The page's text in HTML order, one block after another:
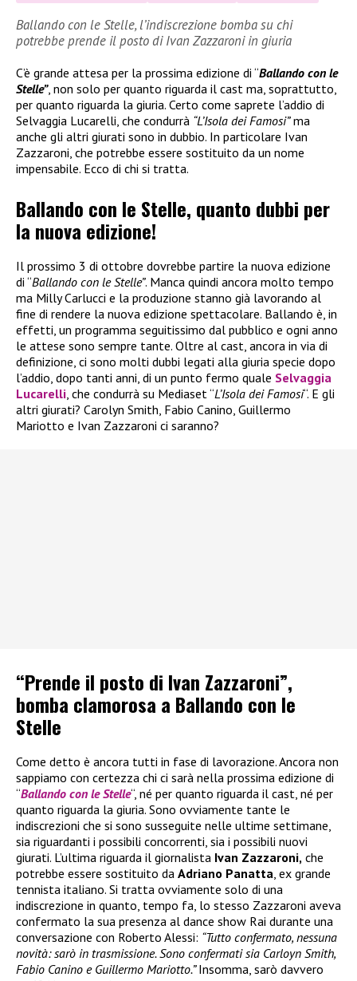
Ballando con le Stelle, l’indiscrezione bomba su chi
potrebbe prende il posto di Ivan Zazzaroni in giuria
C’è grande attesa per la prossima edizione di “Ballando con le
Stelle”, non solo per quanto riguarda il cast ma, soprattutto,
per quanto riguarda la giuria. Certo come saprete l’addio di
Selvaggia Lucarelli, che condurrà “L’Isola dei Famosi”ma
anche gli altri giurati sono in dubbio. In particolare Ivan
Zazzaroni, che potrebbe essere sostituito da un nome
impensabile. Ecco di chi si tratta.
Ballando con le Stelle, quanto dubbi per
la nuova edizione!
Il prossimo 3 di ottobre dovrebbe partire la nuova edizione
di “Ballando con le Stelle”. Manca quindi ancora molto tempo
ma Milly Carlucci e la produzione stanno già lavorando al
fine di rendere la nuova edizione spettacolare. Ballando è, in
effetti, un programma seguitissimo dal pubblico e ogni anno
le attese sono sempre tante. Oltre al cast, ancora in via di
definizione, ci sono molti dubbi legati alla giuria specie dopo
l’addio, dopo tanti anni, di un punto fermo quale Selvaggia
Lucarelli, che condurrà su Mediaset “L’Isola dei Famosi“. E gli
altri giurati? Carolyn Smith, Fabio Canino, Guillermo
Mariotto e Ivan Zazzaroni ci saranno?
“Prende il posto di Ivan Zazzaroni”,
bomba clamorosa a Ballando con le
Stelle
Come detto è ancora tutti in fase di lavorazione. Ancora non
sappiamo con certezza chi ci sarà nella prossima edizione di
“Ballando con le Stelle“, né per quanto riguarda il cast, né per
quanto riguarda la giuria. Sono ovviamente tante le
indiscrezioni che si sono susseguite nelle ultime settimane,
sia riguardanti i possibili concorrenti, sia i possibili nuovi
giurati. L’ultima riguarda il giornalista Ivan Zazzaroni, che
potrebbe essere sostituito da Adriano Panatta , ex grande
tennista italiano. Si tratta ovviamente solo di una
indiscrezione in quanto, tempo fa, lo stesso Zazzaroni aveva
confermato la sua presenza al dance show Rai durante una
conversazione con Roberto Alessi: “Tutto confermato, nessuna
novità: sarò in trasmissione. Sono confermati sia Carloyn Smith,
Fabio Canino e Guillermo Mariotto.”Insomma, sarò davvero